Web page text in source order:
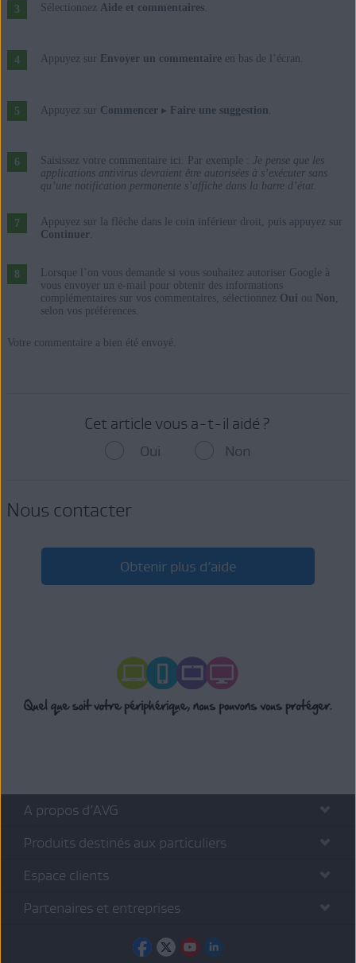
Sélectionnez Aide et commentaires.
Appuyez sur Envoyer un commentaireen bas de l’écran.
Appuyez sur Commencer▸ Faire une suggestion.
Saisissez votre commentaire ici. Par exemple :
Je pense que les
applications antivirus devraient être autorisées à s’exécuter sans
qu’une notification permanente s’affiche dans la barre d’état.
Appuyez sur la flèche dans le coin inférieur droit, puis appuyez sur
Continuer.
Lorsque l’on vous demande si vous souhaitez autoriser Google à
vous envoyer un e-mail pour obtenir des informations
complémentaires sur vos commentaires, sélectionnez Oui ou Non,
selon vos préférences.
Votre commentaire a bien été envoyé.
Cet article vous a-t-il aidé ?
Oui Non
Nous contacter
Obtenir plus d’aide
A propos d’AVG
Produits destinés aux particuliers
Espace clients
Partenaires et entreprises